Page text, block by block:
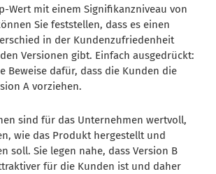
Wert mit einem Signifikanzniveau von
Sie feststellen, dass es einen
in der Kundenzufriedenheit
Versionen gibt. Einfach ausgedrückt:
Beweise dafür, dass die Kunden die
A vorziehen.
sind für das Unternehmen wertvoll,
wie das Produkt hergestellt und
soll. Sie legen nahe, dass Version B
für die Kunden ist und daher